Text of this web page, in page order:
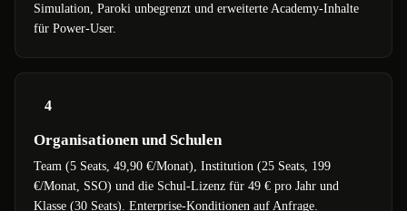
Simulation, Paroki unbegrenzt und erweiterte Academy-Inhalte
für Power-User.
4
Organisationen und Schulen
Team (5 Seats, 49,90 €/Monat), Institution (25 Seats, 199
€/Monat, SSO) und die Schul-Lizenz für 49 € pro Jahr und
Klasse (30 Seats). Enterprise-Konditionen auf Anfrage.